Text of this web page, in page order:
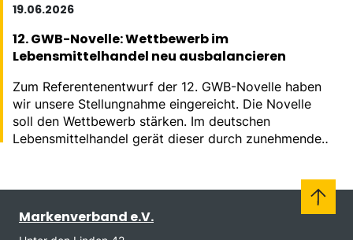
19.06.2026
12. GWB-Novelle: Wettbewerb im
Lebensmittelhandel neu ausbalancieren
Zum Referentenentwurf der 12. GWB-Novelle haben
wir unsere Stellungnahme eingereicht. Die Novelle
soll den Wettbewerb stärken. Im deutschen
Lebensmittelhandel gerät dieser durch zunehmende
Markenverband e.V.